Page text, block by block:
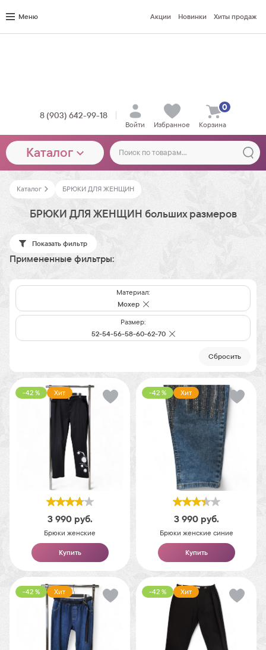
Меню Акции Новинки Хиты продаж
8 (903) 642-99-18
Войти Избранное Корзина
0
Каталог
Каталог БРЮКИ ДЛЯ ЖЕНЩИН
БРЮКИ ДЛЯ ЖЕНЩИН больших размеров
Показать фильтр
Примененные фильтры:
Материал:
Мохер
Размер:
52-54-56-58-60-62-70
Cбросить
-42 % Хит
3 990 руб.
Брюки женские
Купить
-42 % Хит
3 990 руб.
Брюки женские синие
Купить
-42 % Хит -42 % Хит